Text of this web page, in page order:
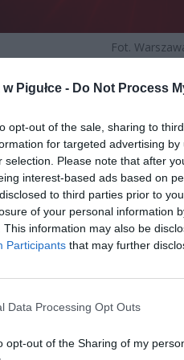
Pigułce - Do Not Process
opt-out of the sale, sharing to
for targeted advertising
selection. Please note that after
interest-based ads based on
to third parties prior to
of your personal information
This information may also be
Participants that may further
Data Processing Opt Outs
opt-out of the Sharing of my
Fot.
podjęta po analizach
w cyberprzestrzeni.
– konieczne jest